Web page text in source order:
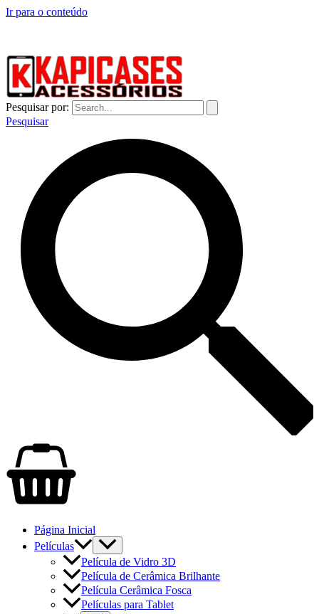
Ir para o conteúdo
Pesquisar por:
Pesquisar
Página Inicial
Películas
Película de Vidro 3D
Película de Cerâmica Brilhante
Película Cerâmica Fosca
Películas para Tablet